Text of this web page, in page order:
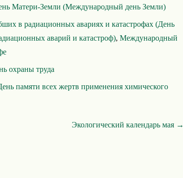
Матери-Земли (Международный день Земли)
в радиационных авариях и катастрофах (День
аварий и катастроф), Международный
охраны труда
памяти всех жертв применения химического
Экологический календарь мая →